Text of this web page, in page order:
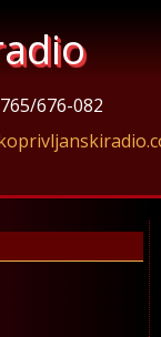
676-082